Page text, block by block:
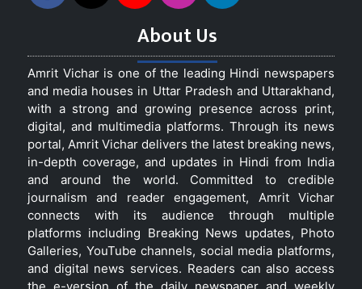
About Us
Amrit Vichar is one of the leading Hindi newspapers
and media houses in Uttar Pradesh and Uttarakhand,
with a strong and growing presence across print,
digital, and multimedia platforms. Through its news
portal, Amrit Vichar delivers the latest breaking news,
in-depth coverage, and updates in Hindi from India
and around the world. Committed to credible
journalism and reader engagement, Amrit Vichar
connects with its audience through multiple
platforms including Breaking News updates, Photo
Galleries, YouTube channels, social media platforms,
and digital news services. Readers can also access
the e-version of the daily newspaper and weekly